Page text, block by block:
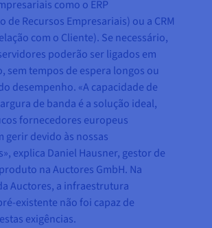
como o ERP
de Recursos Empresariais) ou a CRM
com o Cliente). Se necessário,
poderão ser ligados em
sem tempos de espera longos ou
desempenho. «A capacidade de
de banda é a solução ideal,
fornecedores europeus
gerir devido às nossas
explica Daniel Hausner, gestor de
na Auctores GmbH. Na
Auctores, a infraestrutura
existente não foi capaz de
exigências.